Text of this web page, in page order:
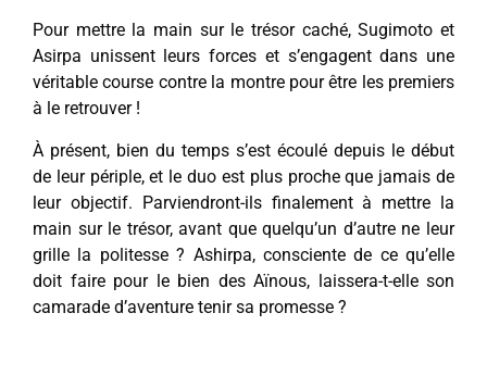
Pour mettre la main sur le trésor caché, Sugimoto et
Asirpa unissent leurs forces et s’engagent dans une
véritable course contre la montre pour être les premiers
à le retrouver !
À présent, bien du temps s’est écoulé depuis le début
de leur périple, et le duo est plus proche que jamais de
leur objectif. Parviendront-ils finalement à mettre la
main sur le trésor, avant que quelqu’un d’autre ne leur
grille la politesse ? Ashirpa, consciente de ce qu’elle
doit faire pour le bien des Aïnous, laissera-t-elle son
camarade d’aventure tenir sa promesse ?